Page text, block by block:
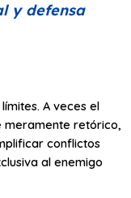
y defensa
A veces el
meramente retórico,
conflictos
al enemigo